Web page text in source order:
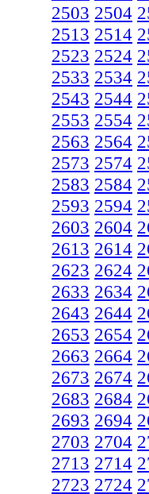
2503 2504
2513 2514
2523 2524
2533 2534
2543 2544
2553 2554
2563 2564
2573 2574
2583 2584
2593 2594
2603 2604
2613 2614
2623 2624
2633 2634
2643 2644
2653 2654
2663 2664
2673 2674
2683 2684
2693 2694
2703 2704
2713 2714
2723 2724